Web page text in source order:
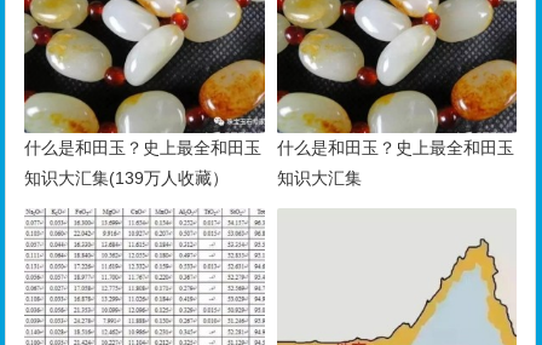
什么是和田玉？史上最全和田玉
知识大汇集(139万人收藏）
什么是和田玉？史上最全和田玉
知识大汇集